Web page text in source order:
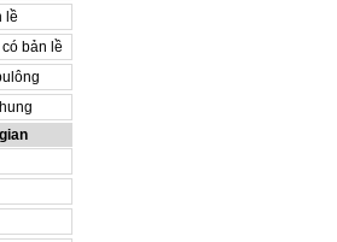
lề
bản lề